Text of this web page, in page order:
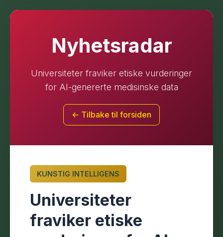
Nyhetsradar
Universiteter fraviker etiske vurderinger
for AI-genererte medisinske data
← Tilbake til forsiden
KUNSTIG INTELLIGENS
Universiteter
fraviker etiske